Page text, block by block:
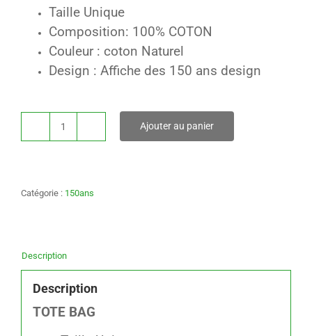
Taille Unique
Composition: 100% COTON
Couleur : coton Naturel
Design : Affiche des 150 ans design
quantité
150
Ajouter au panier
Catégorie : 150ans
Description
Description
TOTE BAG